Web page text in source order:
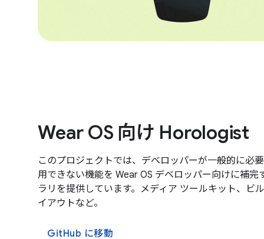
Wear OS 向け Horologist
このプロジェクトでは、デベロッパーが一般的に必
用できない機能を Wear OS デベロッパー向けに補
ラリを提供しています。メディア ツールキット、ビ
イアウトなど。
GitHub に移動